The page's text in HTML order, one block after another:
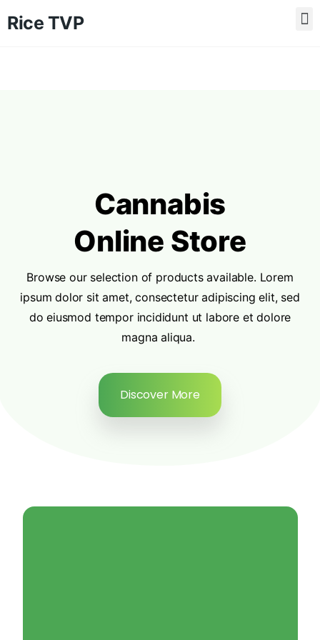
Rice TVP
Cannabis
Online Store
Browse our selection of products available. Lorem
ipsum dolor sit amet, consectetur adipiscing elit, sed
do eiusmod tempor incididunt ut labore et dolore
magna aliqua.
Discover More